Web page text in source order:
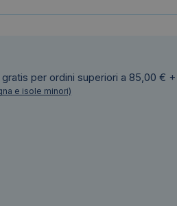
per ordini superiori a 85,00 €
e isole minori)